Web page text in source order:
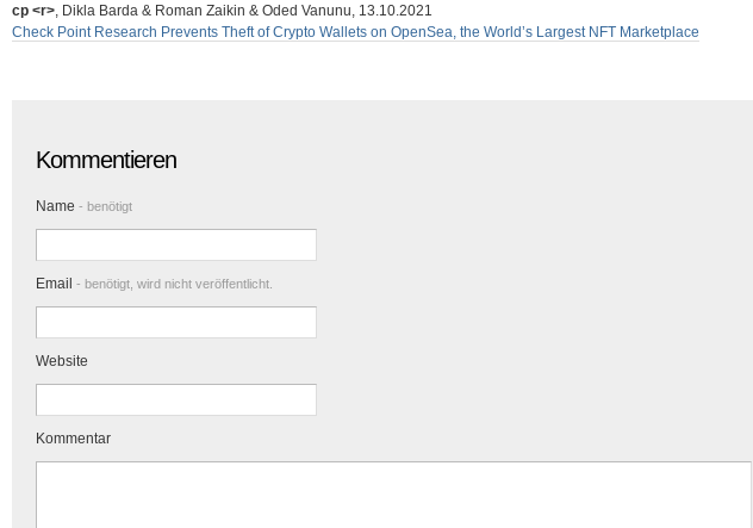
cp <r>, Dikla Barda & Roman Zaikin & Oded Vanunu, 13.10.2021
Check Point Research Prevents Theft of Crypto Wallets on OpenSea, the World’s Largest NFT Marketplace
Kommentieren
Name - benötigt
Email - benötigt, wird nicht veröffentlicht.
Website
Kommentar